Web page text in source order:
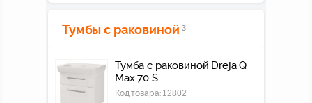
Тумбы с раковиной 3
Тумба c раковиной Dreja Q
Max 70 S
Код товара: 12802